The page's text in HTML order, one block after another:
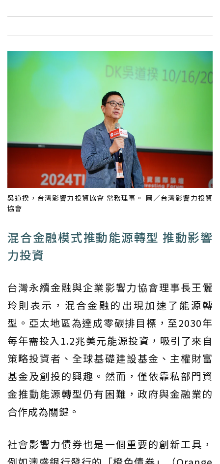
吳道揆，台灣影響力投資協會 常務理事。 圖／台灣影響力投資
協會
混合金融模式推動能源轉型 推動影響
力投資
台灣永續金融與企業影響力協會理事長王儷
玲則表示，混合金融的出現加速了能源轉
型。亞太地區為達成零碳排目標，至2030年
每年需投入1.2兆美元能源投資，吸引了來自
策略投資者、全球基礎建設基金、主權財富
基金及創投的興趣。然而，僅依靠私部門資
金推動能源轉型仍有困難，政府與金融業的
合作成為關鍵。
社會影響力債券也是一個重要的創新工具，